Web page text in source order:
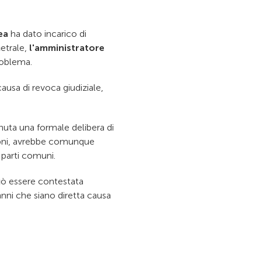
ha dato incarico di
l'amministratore
di revoca giudiziale,
una formale delibera di
avrebbe comunque
comuni.
essere contestata
che siano diretta causa